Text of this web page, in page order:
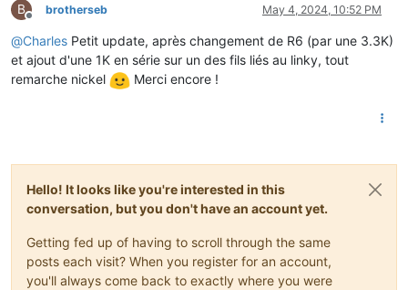
B
Offline
brotherseb May 4, 2024, 10:52 PM
@Charles Petit update, après changement de R6 (par une 3.3K)
et ajout d'une 1K en série sur un des fils liés au linky, tout
remarche nickel
Merci encore !
Hello! It looks like you're interested in this
conversation, but you don't have an account yet.
Getting fed up of having to scroll through the same
posts each visit? When you register for an account,
you'll always come back to exactly where you were